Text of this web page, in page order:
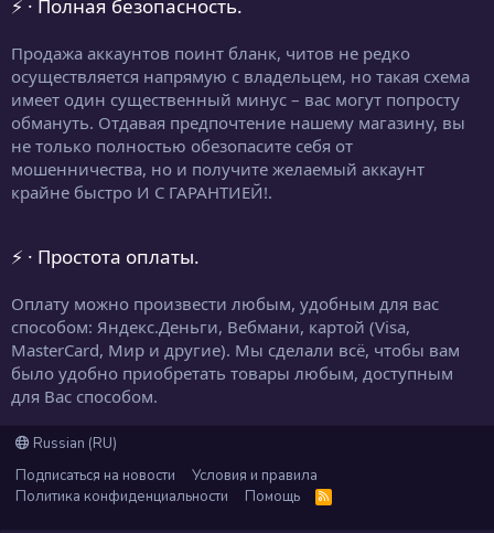
⚡ · Полная безопасность.
Продажа аккаунтов поинт бланк, читов не редко
осуществляется напрямую с владельцем, но такая схема
имеет один существенный минус – вас могут попросту
обмануть. Отдавая предпочтение нашему магазину, вы
не только полностью обезопасите себя от
мошенничества, но и получите желаемый аккаунт
крайне быстро И С ГАРАНТИЕЙ!.
⚡ · Простота оплаты.
Оплату можно произвести любым, удобным для вас
способом: Яндекс.Деньги, Вебмани, картой (Visa,
MasterCard, Мир и другие). Мы сделали всё, чтобы вам
было удобно приобретать товары любым, доступным
для Вас способом.
Russian (RU)
Подписаться на новости
Условия и правила
Политика конфиденциальности
Помощь
R
S